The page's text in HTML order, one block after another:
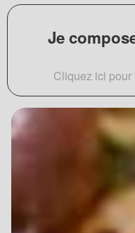
Je
Cliquez ici pour